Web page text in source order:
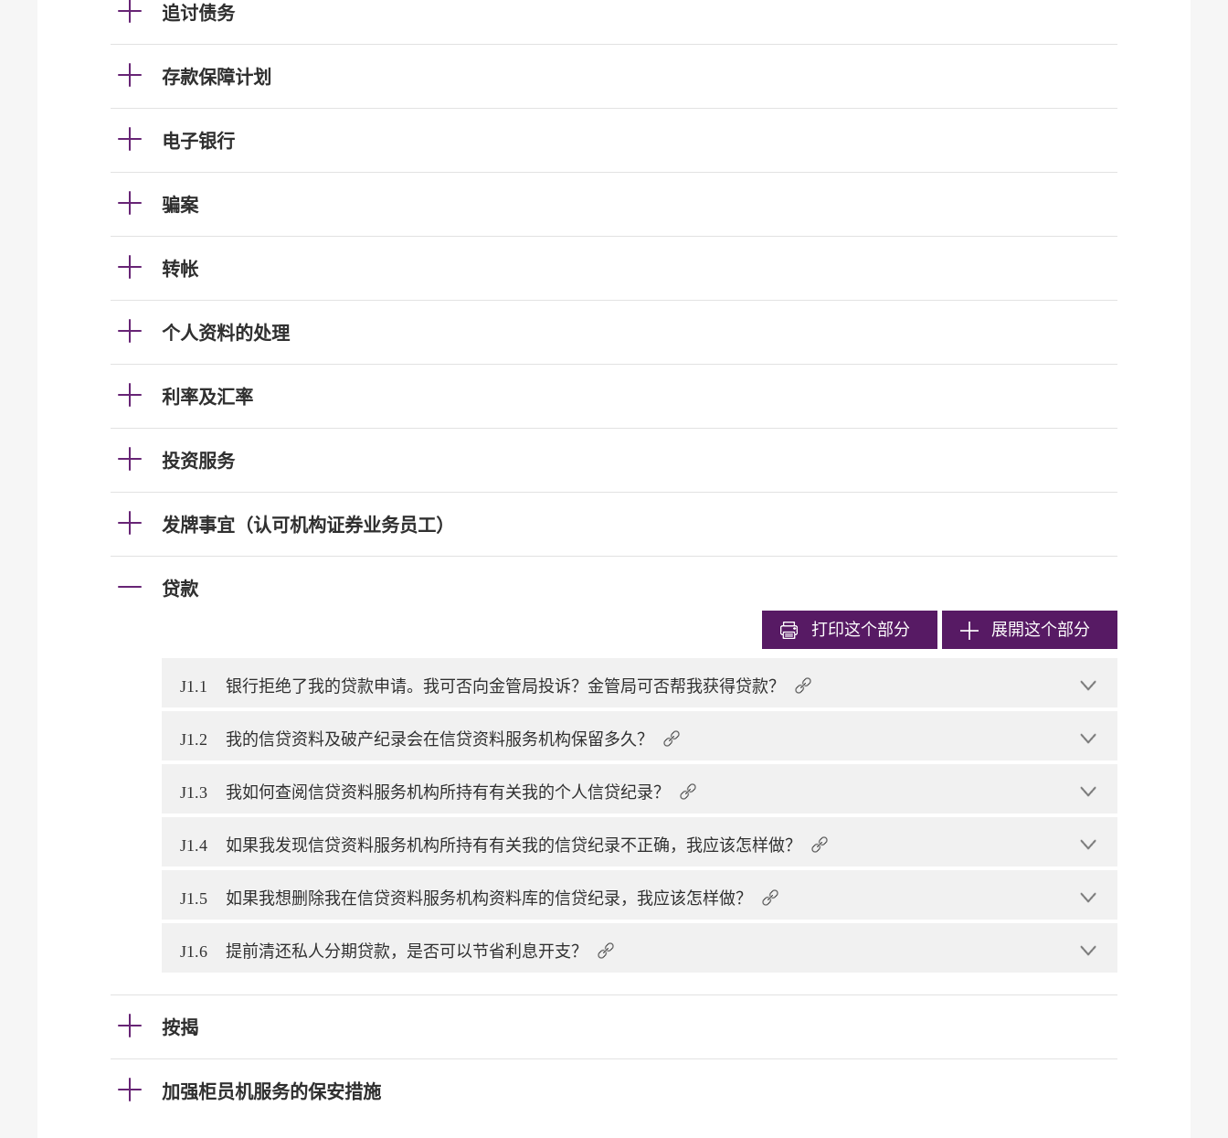
追讨债务
存款保障计划
电子银行
骗案
转帐
个人资料的处理
利率及汇率
投资服务
发牌事宜（认可机构证券业务员工）
贷款
打印这个部分 展開这个部分
J1.1 银行拒绝了我的贷款申请。我可否向金管局投诉？金管局可否帮我获得贷款？
J1.2 我的信贷资料及破产纪录会在信贷资料服务机构保留多久？
J1.3 我如何查阅信贷资料服务机构所持有有关我的个人信贷纪录？
J1.4 如果我发现信贷资料服务机构所持有有关我的信贷纪录不正确，我应该怎样做？
J1.5 如果我想删除我在信贷资料服务机构资料库的信贷纪录，我应该怎样做？
J1.6 提前清还私人分期贷款，是否可以节省利息开支？
按揭
加强柜员机服务的保安措施